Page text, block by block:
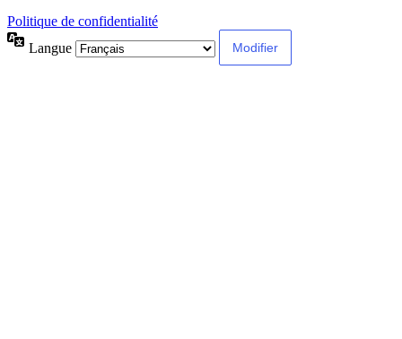
Politique de confidentialité
Langue